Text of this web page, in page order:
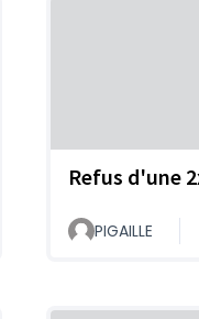
Refus d'une
PIGAILLE